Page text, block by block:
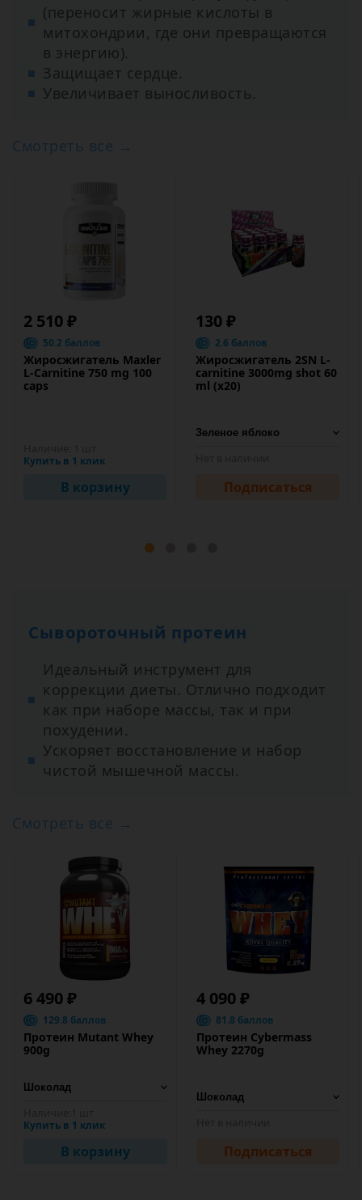
(переносит жирные кислоты в
митохондрии, где они превращаются
в энергию).
Защищает сердце.
Увеличивает выносливость.
Смотреть все →
2 510 ₽
50.2 баллов
Жиросжигатель Maxler
L-Carnitine 750 mg 100
caps
Купить в 1 клик
В корзину
130 ₽
2.6 баллов
Жиросжигатель 2SN L-
carnitine 3000mg shot 60
ml (х20)
Подписаться
Сывороточный протеин
Идеальный инструмент для
коррекции диеты. Отлично подходит
как при наборе массы, так и при
похудении.
Ускоряет восстановление и набор
чистой мышечной массы.
Смотреть все →
6 490 ₽
129.8 баллов
Протеин Mutant Whey
900g
Купить в 1 клик
В корзину
4 090 ₽
81.8 баллов
Протеин Cybermass
Whey 2270g
Подписаться